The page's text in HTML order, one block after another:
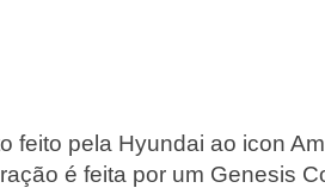
feito pela Hyundai ao icon
é feita por um Genesis